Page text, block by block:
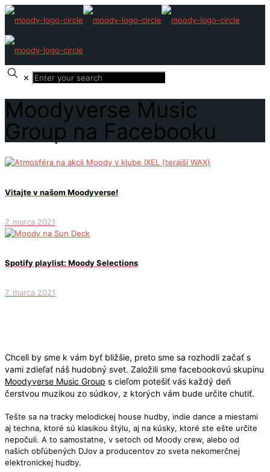
✕
Moodyverse Music
Group na Facebooku
Vitajte v našom Moodyverse!
7. marca 2021
Spotify playlist: Moody Selections
7. marca 2021
Chceli by sme k vám byť bližšie, preto sme sa rozhodli začať s
vami zdieľať náš hudobný svet. Založili sme facebookovú skupinu
Moodyverse Music Group s cieľom potešiť vás každý deň
čerstvou muzikou zo súdkov, z ktorých vám bude určite chutiť.
Tešte sa na tracky melodickej house hudby, indie dance a miestami
aj techna, ktoré sú klasikou štýlu, aj na kúsky, ktoré ste ešte určite
nepočuli. A to samostatne, v setoch od Moody crew, alebo od
našich obľúbených DJov a producentov zo sveta nekomerčnej
elektronickej hudby.